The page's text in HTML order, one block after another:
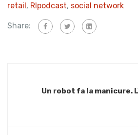
retail, RIpodcast, social network
Share:
Un robot fa la manicure.